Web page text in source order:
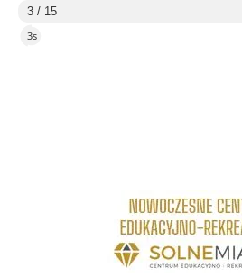
3 / 15
2s
link do strony Centrum